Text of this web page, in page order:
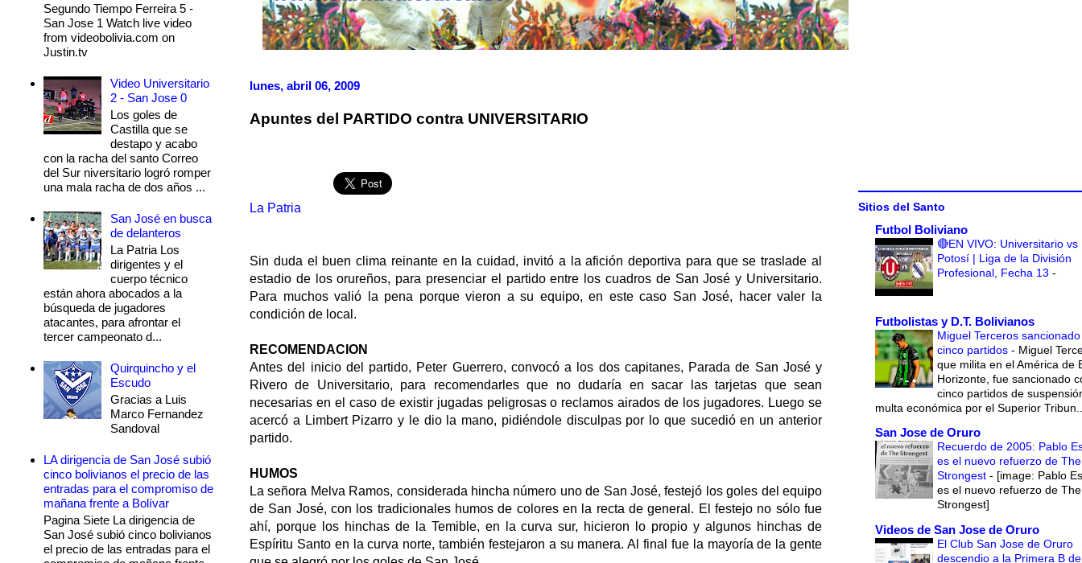
lunes, abril 06, 2009
Apuntes del PARTIDO contra UNIVERSITARIO
La Patria
Sin duda el buen clima reinante en la cuidad, invitó a la afición deportiva para que se traslade al
estadio de los orureños, para presenciar el partido entre los cuadros de San José y Universitario.
Para muchos valió la pena porque vieron a su equipo, en este caso San José, hacer valer la
condición de local.
RECOMENDACION
Antes del inicio del partido, Peter Guerrero, convocó a los dos capitanes, Parada de San José y
Rivero de Universitario, para recomendarles que no dudaría en sacar las tarjetas que sean
necesarias en el caso de existir jugadas peligrosas o reclamos airados de los jugadores. Luego se
acercó a Limbert Pizarro y le dio la mano, pidiéndole disculpas por lo que sucedió en un anterior
partido.
HUMOS
La señora Melva Ramos, considerada hincha número uno de San José, festejó los goles del equipo
de San José, con los tradicionales humos de colores en la recta de general. El festejo no sólo fue
ahí, porque los hinchas de la Temible, en la curva sur, hicieron lo propio y algunos hinchas de
Espíritu Santo en la curva norte, también festejaron a su manera. Al final fue la mayoría de la gente
Segundo Tiempo Ferreira 5 -
San Jose 1 Watch live video
from videobolivia.com on
Justin.tv
Video Universitario
2 - San Jose 0
Los goles de
Castilla que se
destapo y acabo
con la racha del santo Correo
del Sur niversitario logró romper
una mala racha de dos años ...
San José en busca
de delanteros
La Patria Los
dirigentes y el
cuerpo técnico
están ahora abocados a la
búsqueda de jugadores
atacantes, para afrontar el
tercer campeonato d...
Quirquincho y el
Escudo
Gracias a Luis
Marco Fernandez
Sandoval
LA dirigencia de San José subió
cinco bolivianos el precio de las
entradas para el compromiso de
mañana frente a Bolívar
Pagina Siete La dirigencia de
San José subió cinco bolivianos
el precio de las entradas para el
Sitios del Santo
Futbol Boliviano
🔴EN VIVO: Universitario vs
Potosí | Liga de la División
Profesional, Fecha 13 -
Futbolistas y D.T. Bolivianos
Miguel Terceros
cinco partidos - Miguel
que milita en el América de
Horizonte, fue sancionado
cinco partidos de
multa económica por el Superior
San Jose de Oruro
Recuerdo de 2005: Pablo
es el nuevo refuerzo de The
Strongest - [image: Pablo
es el nuevo refuerzo de The
Strongest]
Videos de San Jose de Oruro
El Club San Jose de Oruro
descendio a la Primera B